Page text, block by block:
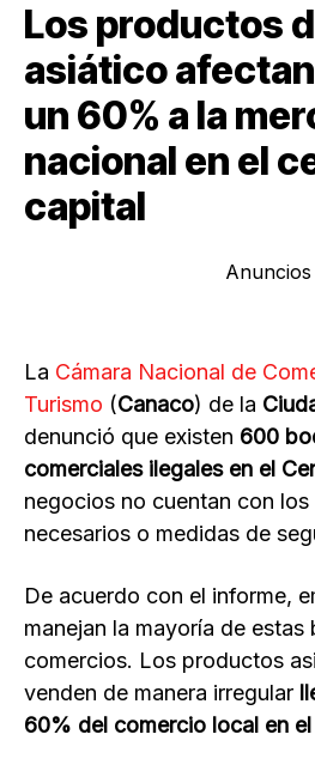
Los productos
asiático
un 60% a la
nacional en el
capital
Anuncios
La Cámara Nacional de
Turismo (Canaco) de la
denunció que existen 600
comerciales ilegales en el
negocios no cuentan con los
necesarios o medidas de
De acuerdo con el informe,
manejan la mayoría de estas
comercios. Los productos
venden de manera irregular
60% del comercio local en